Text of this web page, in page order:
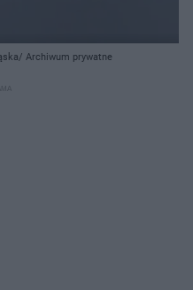
Archiwum prywatne